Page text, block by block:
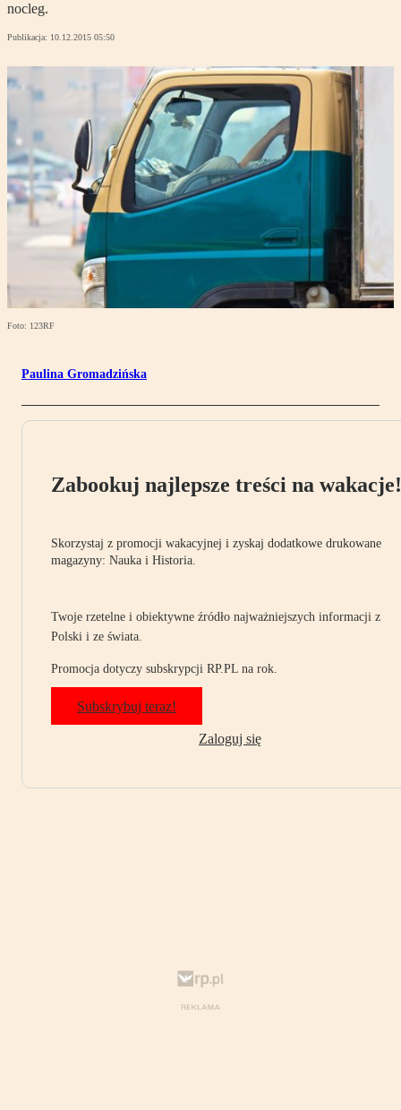
nocleg.
Publikacja: 10.12.2015 05:50
Foto: 123RF
Paulina Gromadzińska
Zabookuj najlepsze treści na wakacje!
Skorzystaj z promocji wakacyjnej i zyskaj dodatkowe drukowane
magazyny: Nauka i Historia.
Twoje rzetelne i obiektywne źródło najważniejszych informacji z
Polski i ze świata.
Promocja dotyczy subskrypcji RP.PL na rok.
Subskrybuj teraz!
Zaloguj się